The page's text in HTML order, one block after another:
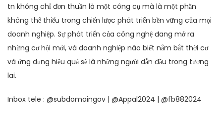
tn không chỉ đơn thuần là một công cụ mà là một phần
không thể thiếu trong chiến lược phát triển bền vững của mọi
doanh nghiệp. Sự phát triển của công nghệ đang mở ra
những cơ hội mới, và doanh nghiệp nào biết nắm bắt thời cơ
và ứng dụng hiệu quả sẽ là những người dẫn đầu trong tương
lai.
Inbox tele : @subdomaingov | @Appal2024 | @fb882024